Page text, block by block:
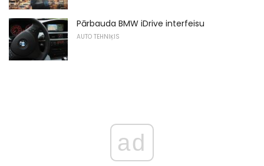
Pārbauda BMW iDrive interfeisu
AUTO TEHNIĶIS
ad